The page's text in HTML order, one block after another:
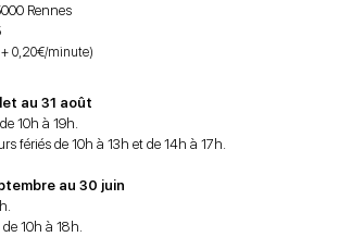
Rennes
+ 0,20€/minute)
au 31 août
10h à 19h.
fériés de 10h à 13h et de 14h à 17h.
au 30 juin
10h à 18h.